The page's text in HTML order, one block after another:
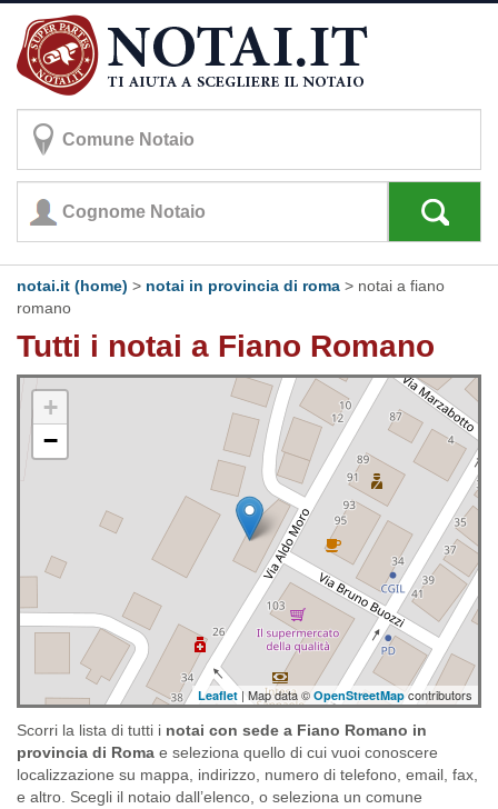
notai.it (home) > notai in provincia di roma > notai a fiano
romano
Tutti i notai a Fiano Romano
+
−
Leaflet | Map data © OpenStreetMapcontributors
Scorri la lista di tutti i notai con sede a Fiano Romano in
provincia di Roma e seleziona quello di cui vuoi conoscere
localizzazione su mappa, indirizzo, numero di telefono, email, fax,
e altro. Scegli il notaio dall’elenco, o seleziona un comune